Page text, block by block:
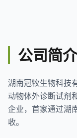
公司简介
湖南冠牧生物科技
动物体外诊断试剂
企业，首家通过湖
收。